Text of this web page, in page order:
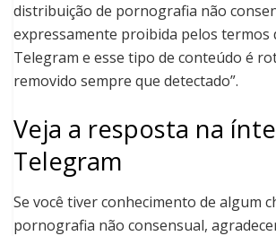
distribuição de pornografia não
expressamente proibida pelos termos
Telegram e esse tipo de conteúdo é
removido sempre que detectado”.
Veja a resposta na
Telegram
Se você tiver conhecimento de algum
pornografia não consensual,